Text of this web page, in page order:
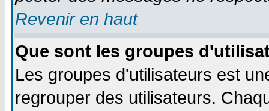
Revenir en haut
Que sont les groupes
Les groupes d'utilisateurs est
regrouper des utilisateurs.